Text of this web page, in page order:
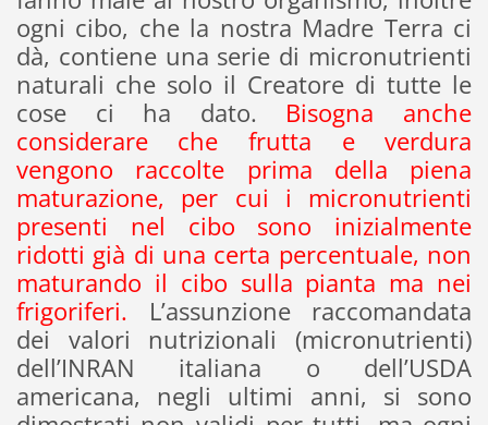
ogni cibo, che la nostra Madre Terra ci
dà, contiene una serie di micronutrienti
naturali che solo il Creatore di tutte le
cose ci ha dato. Bisogna anche
considerare che frutta e verdura
vengono raccolte prima della piena
maturazione, per cui i micronutrienti
presenti nel cibo sono inizialmente
ridotti già di una certa percentuale, non
maturando il cibo sulla pianta ma nei
frigoriferi. L’assunzione raccomandata
dei valori nutrizionali (micronutrienti)
dell’INRAN italiana o dell’USDA
americana, negli ultimi anni, si sono